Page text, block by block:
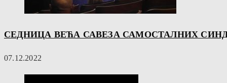
СЕДНИЦА ВЕЋА САВЕЗА САМОСТАЛНИХ
07.12.2022